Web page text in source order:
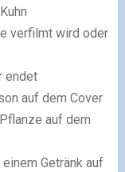
verfilmt wird oder
endet
auf dem Cover
auf dem
Getränk auf